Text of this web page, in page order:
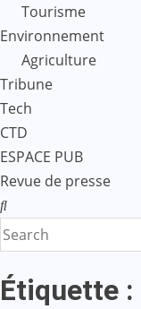
Tourisme
Environnement
Agriculture
Tribune
Tech
CTD
ESPACE PUB
Revue de presse
Étiquette :